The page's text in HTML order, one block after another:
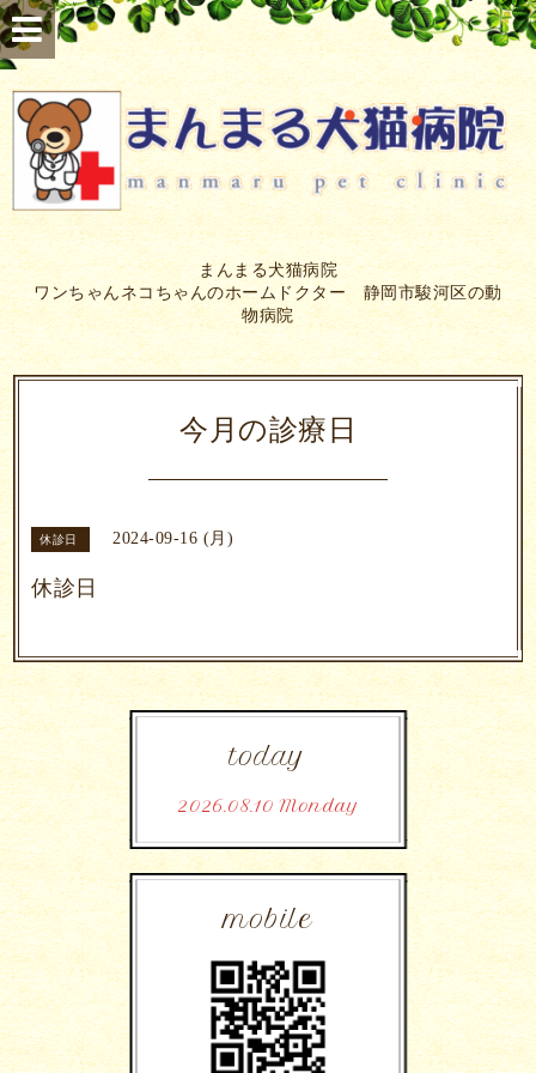
まんまる犬猫病院
ワンちゃんネコちゃんのホームドクター 静岡市駿河区の動
物病院
今月の診療日
休診日 2024-09-16 (月)
休診日
today
2026.08.10 Monday
mobile